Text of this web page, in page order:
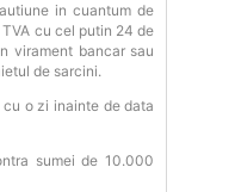
in cuantum de
cu cel putin 24 de
virament bancar sau
de sarcini.
o zi inainte de data
sumei de 10.000